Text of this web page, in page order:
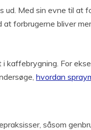
Med sin evne til at
forbrugerne bliver
kaffebrygning. For
hvordan
såsom